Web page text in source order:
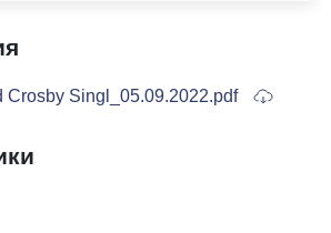
Crosby Singl_05.09.2022.pdf